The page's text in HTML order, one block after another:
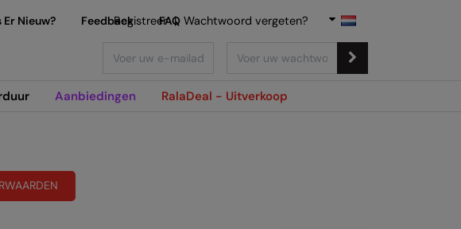
Aanbiedingen RalaDeal - Uitverkoop
Er Nieuw? Feedback FAQ
Registreer | Wachtwoord vergeten?